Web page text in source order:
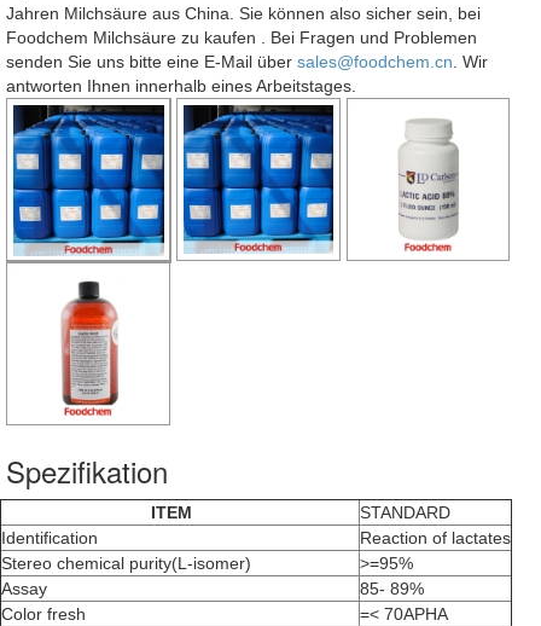
Jahren Milchsäure aus China. Sie können also sicher sein, bei
Foodchem Milchsäure zu kaufen . Bei Fragen und Problemen
senden Sie uns bitte eine E-Mail über sales@foodchem.cn . Wir
antworten Ihnen innerhalb eines Arbeitstages.
Spezifikation
ITEM
STANDARD
Identification
Reaction of lactates
Stereo chemical purity(L-isomer)
>=95%
Assay
85- 89%
Color fresh
=< 70APHA